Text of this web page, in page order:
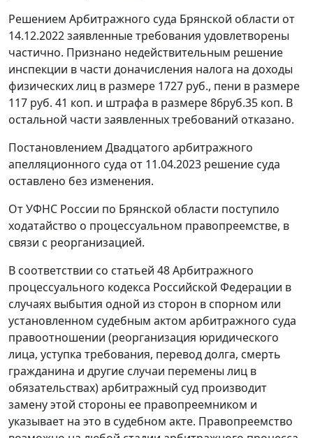
Решением Арбитражного суда Брянской области от
14.12.2022 заявленные требования удовлетворены
частично. Признано недействительным решение
инспекции в части доначисления налога на доходы
физических лиц в размере 1727 руб., пени в размере
117 руб. 41 коп. и штрафа в размере 86руб.35 коп. В
остальной части заявленных требований отказано.
Постановлением Двадцатого арбитражного
апелляционного суда от 11.04.2023 решение суда
оставлено без изменения.
От УФНС России по Брянской области поступило
ходатайство о процессуальном правопреемстве, в
связи с реорганизацией.
В соответствии со статьей 48 Арбитражного
процессуального кодекса Российской Федерации в
случаях выбытия одной из сторон в спорном или
установленном судебным актом арбитражного суда
правоотношении (реорганизация юридического
лица, уступка требования, перевод долга, смерть
гражданина и другие случаи перемены лиц в
обязательствах) арбитражный суд производит
замену этой стороны ее правопреемником и
указывает на это в судебном акте. Правопреемство